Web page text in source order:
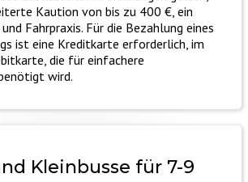
Kaution von bis zu 400 €, ein
Fahrpraxis. Für die Bezahlung eines
ist eine Kreditkarte erforderlich, im
die für einfachere
wird.
Kleinbusse für 7-9